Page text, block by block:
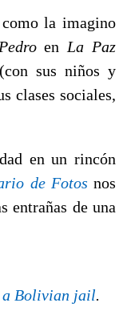
la imagino
en La Paz
sus niños y
clases sociales,
en un rincón
de Fotos nos
entrañas de una
a Bolivian jail.